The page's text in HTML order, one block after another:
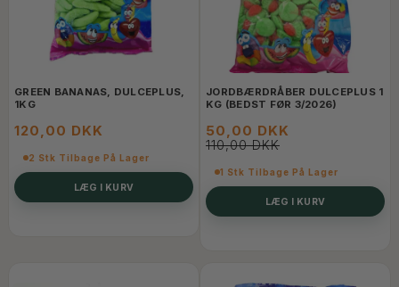
GREEN BANANAS, DULCEPLUS,
1KG
120,00 DKK
2 Stk Tilbage På Lager
LÆG I KURV
JORDBÆRDRÅBER DULCEPLUS 1
KG (BEDST FØR 3/2026)
50,00 DKK
110,00 DKK
1 Stk Tilbage På Lager
LÆG I KURV